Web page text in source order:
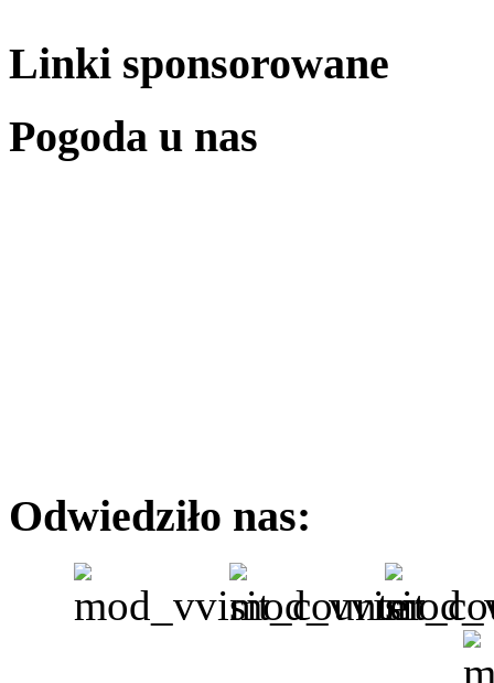
Linki sponsorowane
Pogoda u nas
Odwiedziło nas: